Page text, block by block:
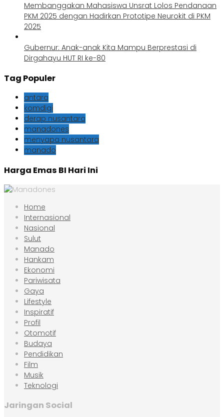
Membanggakan Mahasiswa Unsrat Lolos Pendanaan
PKM 2025 dengan Hadirkan Prototipe Neurokit di PKM
2025
Gubernur: Anak-anak Kita Mampu Berprestasi di
Dirgahayu HUT RI ke-80
Tag Populer
antara
komdigi
derap nusantara
manadones
menyapa nusantara
manado
Harga Emas BI Hari Ini
Home
Internasional
Nasional
Sulut
Manado
Hankam
Ekonomi
Pariwisata
Gaya
Lifestyle
Inspiratif
Profil
Otomotif
Budaya
Pendidikan
Film
Musik
Teknologi
Jaringan Social